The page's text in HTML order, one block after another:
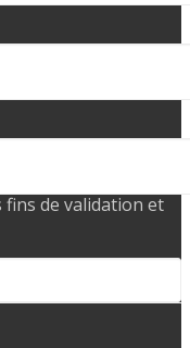
fins de validation et